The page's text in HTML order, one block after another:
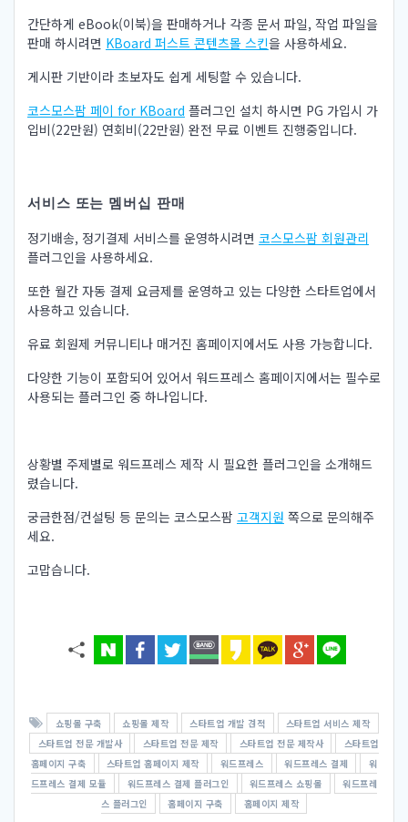
간단하게 eBook(이북)을 판매하거나 각종 문서 파일, 작업 파일을
판매 하시려면 KBoard 퍼스트 콘텐츠몰 스킨을 사용하세요.
게시판 기반이라 초보자도 쉽게 세팅할 수 있습니다.
코스모스팜 페이 for KBoard 플러그인 설치 하시면 PG 가입시 가
입비(22만원) 연회비(22만원) 완전 무료 이벤트 진행중입니다.
서비스 또는 멤버십 판매
정기배송, 정기결제 서비스를 운영하시려면 코스모스팜 회원관리
플러그인을 사용하세요.
또한 월간 자동 결제 요금제를 운영하고 있는 다양한 스타트업에서
사용하고 있습니다.
유료 회원제 커뮤니티나 매거진 홈페이지에서도 사용 가능합니다.
다양한 기능이 포함되어 있어서 워드프레스 홈페이지에서는 필수로
사용되는 플러그인 중 하나입니다.
상황별 주제별로 워드프레스 제작 시 필요한 플러그인을 소개해드
렸습니다.
궁금한점/컨설팅 등 문의는 코스모스팜 고객지원 쪽으로 문의해주
세요.
고맙습니다.
쇼핑몰 구축 쇼핑몰 제작 스타트업 개발 견적
스타트업 서비스 제작
스타트업 전문 개발사
스타트업 전문 제작 스타트업 전문 제작사
스타트업
홈페이지 구축
스타트업 홈페이지 제작 워드프레스 워드프레스 결제
워
드프레스 결제 모듈
워드프레스 결제 플러그인 워드프레스 쇼핑몰
워드프레
스 플러그인
홈페이지 구축 홈페이지 제작